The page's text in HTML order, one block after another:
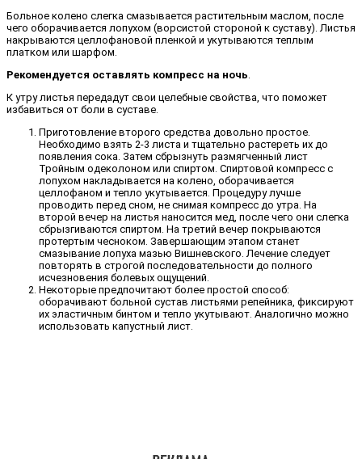
Больное колено слегка смазывается растительным маслом, после
чего оборачивается лопухом (ворсистой стороной к суставу). Листья
накрываются целлофановой пленкой и укутываются теплым
платком или шарфом.
Рекомендуется оставлять компресс на ночь
К утру листья передадут свои целебные свойства, что поможет
избавиться от боли в суставе.
Приготовление второго средства довольно простое.
Необходимо взять 2-3 листа и тщательно растереть их до
появления сока. Затем сбрызнуть размягченный лист
Тройным одеколоном или спиртом. Спиртовой компресс с
лопухом накладывается на колено, оборачивается
целлофаном и тепло укутывается. Процедуру лучше
проводить перед сном, не снимая компресс до утра. На
второй вечер на листья наносится мед, после чего они слегка
сбрызгиваются спиртом. На третий вечер покрываются
протертым чесноком. Завершающим этапом станет
смазывание лопуха мазью Вишневского. Лечение следует
повторять в строгой последовательности до полного
исчезновения болевых ощущений.
Некоторые предпочитают более простой способ:
оборачивают больной сустав листьями репейника, фиксируют
их эластичным бинтом и тепло укутывают. Аналогично можно
использовать капустный лист.